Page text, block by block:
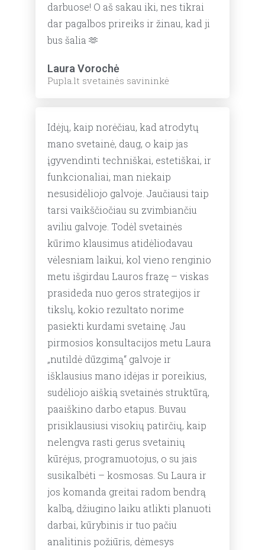
darbuose! O aš sakau iki, nes tikrai
dar pagalbos prireiks ir žinau, kad ji
bus šalia 🫶
Laura Vorochė
Pupla.lt svetainės savininkė
Idėjų, kaip norėčiau, kad atrodytų
mano svetainė, daug, o kaip jas
įgyvendinti techniškai, estetiškai, ir
funkcionaliai, man niekaip
nesusidėliojo galvoje. Jaučiausi taip
tarsi vaikščiočiau su zvimbiančiu
aviliu galvoje. Todėl svetainės
kūrimo klausimus atidėliodavau
vėlesniam laikui, kol vieno renginio
metu išgirdau Lauros frazę – viskas
prasideda nuo geros strategijos ir
tikslų, kokio rezultato norime
pasiekti kurdami svetainę. Jau
pirmosios konsultacijos metu Laura
„nutildė dūzgimą“ galvoje ir
išklausius mano idėjas ir poreikius,
sudėliojo aiškią svetainės struktūrą,
paaiškino darbo etapus. Buvau
prisiklausiusi visokių patirčių, kaip
nelengva rasti gerus svetainių
kūrėjus, programuotojus, o su jais
susikalbėti – kosmosas. Su Laura ir
jos komanda greitai radom bendrą
kalbą, džiugino laiku atlikti planuoti
darbai, kūrybinis ir tuo pačiu
analitinis požiūris, dėmesys